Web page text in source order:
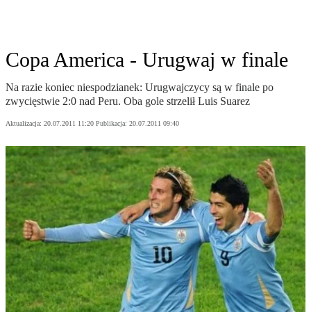
Copa America - Urugwaj w finale
Na razie koniec niespodzianek: Urugwajczycy są w finale po
zwycięstwie 2:0 nad Peru. Oba gole strzelił Luis Suarez
Aktualizacja: 20.07.2011 11:20 Publikacja: 20.07.2011 09:40